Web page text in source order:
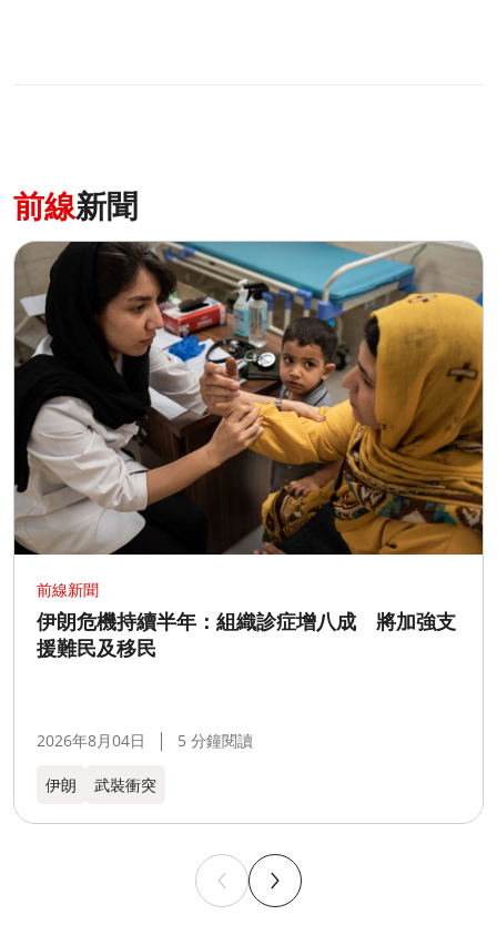
前線新聞
前線新聞
伊朗危機持續半年：組織診症增八成 將加強支
援難民及移民
2026年8月04日 5 分鐘閱讀
伊朗 武裝衝突